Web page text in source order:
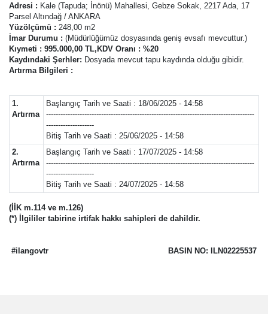
Adresi : Kale (Tapuda; İnönü) Mahallesi, Gebze Sokak, 2217 Ada, 17
Parsel Altındağ / ANKARA
Yüzölçümü : 248,00 m2
İmar Durumu : (Müdürlüğümüz dosyasında geniş evsafı mevcuttur.)
Kıymeti : 995.000,00 TL,KDV Oranı : %20
Kaydındaki Şerhler: Dosyada mevcut tapu kaydında olduğu gibidir.
Artırma Bilgileri :
1.
Artırma
Başlangıç Tarih ve Saati : 18/06/2025 - 14:58
---------------------------------------------------------------------------------------
--------------------
Bitiş Tarih ve Saati : 25/06/2025 - 14:58
2.
Artırma
Başlangıç Tarih ve Saati : 17/07/2025 - 14:58
---------------------------------------------------------------------------------------
--------------------
Bitiş Tarih ve Saati : 24/07/2025 - 14:58
(İİK m.114 ve m.126)
(*) İlgililer tabirine irtifak hakkı sahipleri de dahildir.
#ilangovtr BASIN NO: ILN02225537